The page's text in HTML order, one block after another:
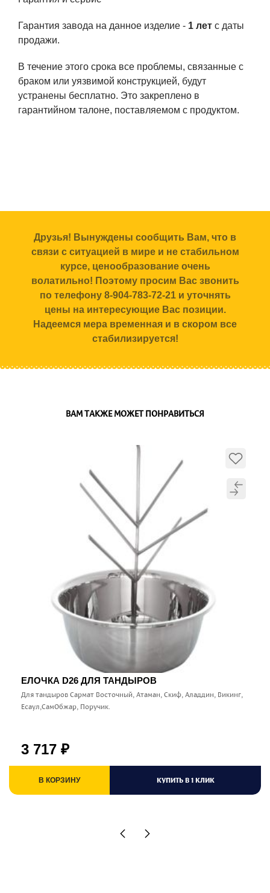
Гарантия завода на данное изделие - 1 лет с даты
продажи.
В течение этого срока все проблемы, связанные с
браком или уязвимой конструкцией, будут
устранены бесплатно. Это закреплено в
гарантийном талоне, поставляемом с продуктом.
Друзья! Вынуждены сообщить Вам, что в
связи с ситуацией в мире и не стабильном
курсе, ценообразование очень
волатильно! Поэтому просим Вас звонить
по телефону 8-904-783-72-21 и уточнять
цены на интересующие Вас позиции.
Надеемся мера временная и в скором все
стабилизируется!
ВАМ ТАКЖЕ МОЖЕТ ПОНРАВИТЬСЯ
ЕЛОЧКА D26 ДЛЯ ТАНДЫРОВ
Для тандыров Сармат Восточный, Атаман, Скиф, Аладдин, Викинг,
Есаул,СамОбжар, Поручик.
3 717 ₽
В КОРЗИНУ КУПИТЬ В 1 КЛИК